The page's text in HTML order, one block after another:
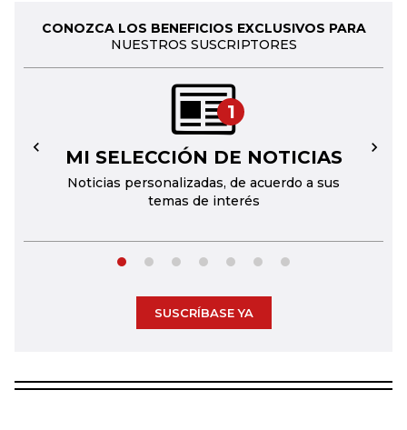
CONOZCA LOS BENEFICIOS EXCLUSIVOS PARA
NUESTROS SUSCRIPTORES
1
MI SELECCIÓN DE NOTICIAS
Noticias personalizadas, de acuerdo a sus
temas de interés
← →
SUSCRÍBASE YA